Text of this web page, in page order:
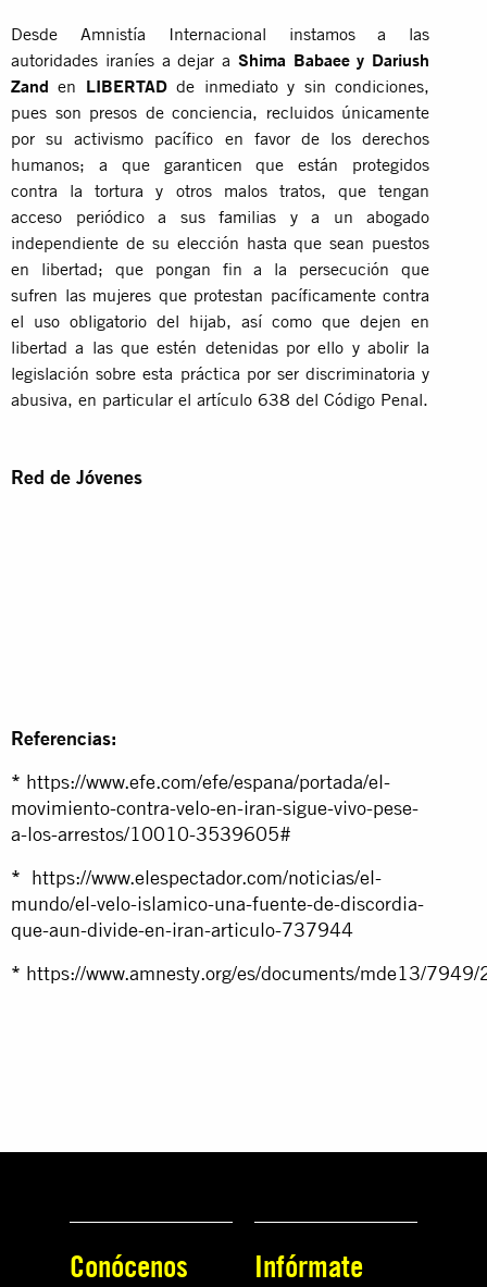
Desde Amnistía Internacional instamos a las
autoridades iraníes a dejar a Shima Babaee y Dariush
Zand en LIBERTADde inmediato y sin condiciones,
pues son presos de conciencia, recluidos únicamente
por su activismo pacífico en favor de los derechos
humanos; a que garanticen que están protegidos
contra la tortura y otros malos tratos, que tengan
acceso periódico a sus familias y a un abogado
independiente de su elección hasta que sean puestos
en libertad; que pongan fin a la persecución que
sufren las mujeres que protestan pacíficamente contra
el uso obligatorio del hijab, así como que dejen en
libertad a las que estén detenidas por ello y abolir la
legislación sobre esta práctica por ser discriminatoria y
abusiva, en particular el artículo 638 del Código Penal.
Red de Jóvenes
Referencias:
* https://www.efe.com/efe/espana/portada/el-
movimiento-contra-velo-en-iran-sigue-vivo-pese-
a-los-arrestos/10010-3539605#
* https://www.elespectador.com/noticias/el-
mundo/el-velo-islamico-una-fuente-de-discordia-
que-aun-divide-en-iran-articulo-737944
* https://www.amnesty.org/es/documents/mde13/
Conócenos Infórmate